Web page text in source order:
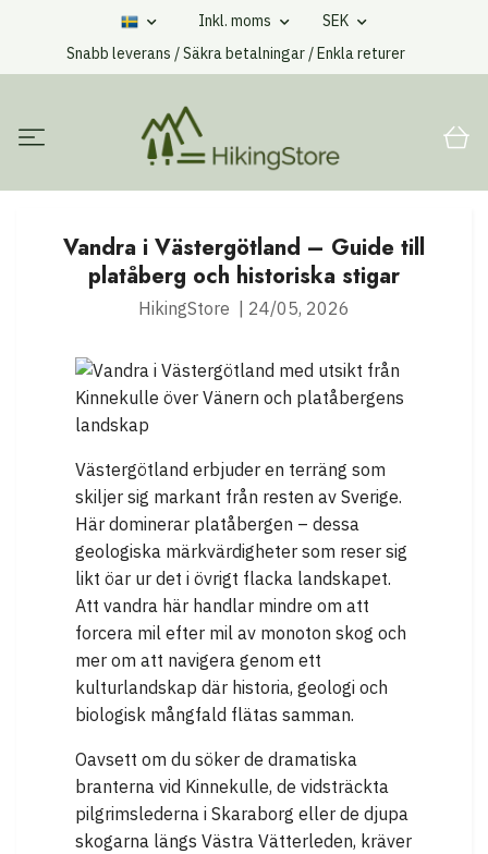
Inkl. moms
SEK
Snabb leverans / Säkra betalningar / Enkla returer
Vandra i Västergötland – Guide till
platåberg och historiska stigar
HikingStore 24/05, 2026
Västergötland erbjuder en terräng som
skiljer sig markant från resten av Sverige.
Här dominerar platåbergen – dessa
geologiska märkvärdigheter som reser sig
likt öar ur det i övrigt flacka landskapet.
Att vandra här handlar mindre om att
forcera mil efter mil av monoton skog och
mer om att navigera genom ett
kulturlandskap där historia, geologi och
biologisk mångfald flätas samman.
Oavsett om du söker de dramatiska
branterna vid Kinnekulle, de vidsträckta
pilgrimslederna i Skaraborg eller de djupa
skogarna längs Västra Vätterleden, kräver